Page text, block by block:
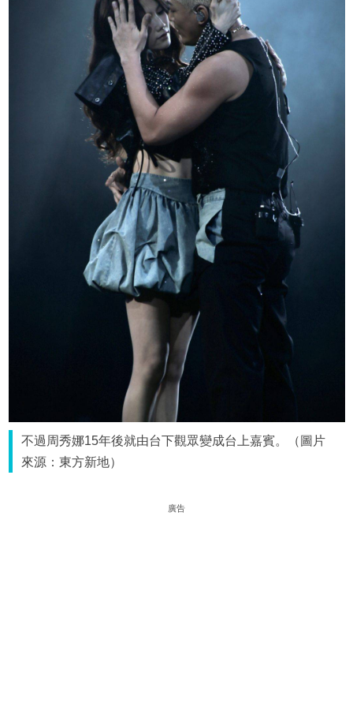
不過周秀娜15年後就由台下觀眾變成台上嘉賓。（圖片
來源：東方新地）
廣告